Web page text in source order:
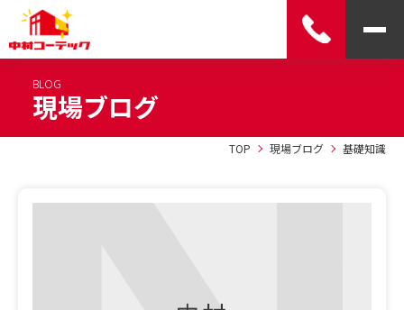
BLOG
現場ブログ
TOP 現場ブログ 基礎知識